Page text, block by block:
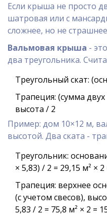
Если крыша не просто
шатровая или с
сложнее, но не
Вальмовая крыша -
два треугольника.
Треугольный скат:
Трапеция: (сумма
высота / 2
Пример: дом 10×12 м,
высотой. Два ската -
Треугольник:
× 5,83) / 2 = 29,15 м² × 2
Трапеция: верхнее
(с учетом свесов),
5,83 / 2 = 75,8 м² × 2 =